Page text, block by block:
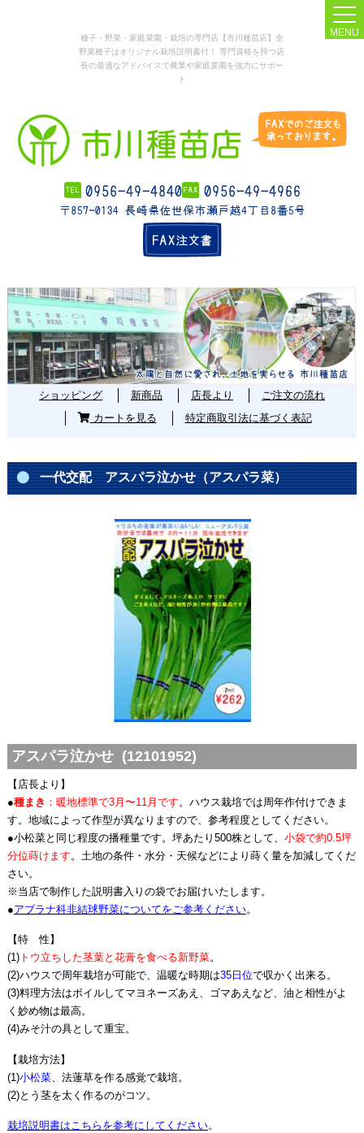
種子・野菜・家庭菜園・栽培の専門店【市川種苗店】全
野菜種子はオリジナル栽培説明書付！ 専門資格を持つ店
長の最適なアドバイスで農業や家庭菜園を強力にサポー
ト
MENU
ショッピング 新商品 店長より
ご注文の流れ
カートを見る
特定商取引法に基づく表記
一代交配 アスパラ泣かせ（アスパラ菜）
アスパラ泣かせ (12101952)
【店長より】
●種まき ：暖地標準で3月〜11月です 。ハウス栽培では周年作付けできま
す。地域によって作型が異なりますので、参考程度としてください。
●小松菜と同じ程度の播種量です。坪あたり500株として、 小袋で約0.5坪
分位蒔けます 。土地の条件・水分・天候などにより蒔く量を加減してくだ
さい。
※当店で制作した説明書入りの袋でお届けいたします。
●アブラナ科非結球野菜についてをご参考ください。
【特 性】
(1)トウ立ちした茎葉と花膏を食べる新野菜。
(2)ハウスで周年栽培が可能で、温暖な時期は35日位で収かく出来る。
(3)料理方法はボイルしてマヨネーズあえ、ゴマあえなど、油と相性がよ
く妙め物は最高。
(4)みそ汁の具として重宝。
【栽培方法】
(1)小松菜、法蓮草を作る感覚で栽培。
(2)とう茎を太く作るのがコツ。
栽培説明書はこちらを参考にしてください。